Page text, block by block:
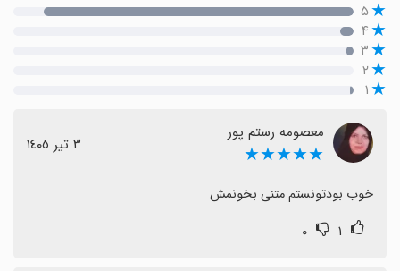
۵
۴
۳
۲
۱
معصومه رستم پور
★★★★★ ٣ تیر ١٤٠٥
خوب بودتونستم متنی بخونمش
۱ ۰